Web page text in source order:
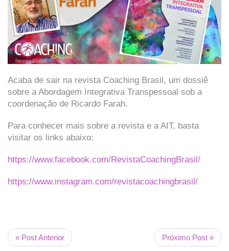
Acaba de sair na revista Coaching Brasil, um dossiê
sobre a Abordagem Integrativa Transpessoal sob a
coordenação de Ricardo Farah.
Para conhecer mais sobre a revista e a AIT, basta
visitar os links abaixo:
https://www.facebook.com/RevistaCoachingBrasil/
https://www.instagram.com/revistacoachingbrasil/
« Post Anterior Próximo Post »